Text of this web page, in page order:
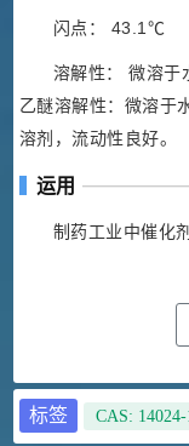
闪点： 43.1℃
溶解性： 微溶于
乙醚溶解性：微溶于
溶剂，流动性良好。
运用
制药工业中催化剂
标签 CAS: 14024-